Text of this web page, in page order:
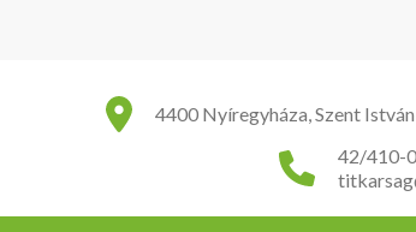
4400 Nyíregyháza, Szent
42/410-